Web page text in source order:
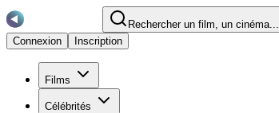
Rechercher un film, un cinéma...
Connexion
Inscription
Films
Célébrités